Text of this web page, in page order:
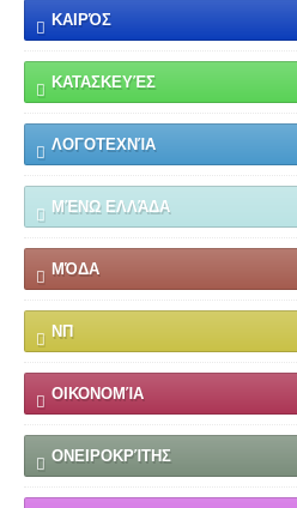
ΚΑΙΡΌΣ
ΚΑΤΑΣΚΕΥΈΣ
ΛΟΓΟΤΕΧΝΊΑ
ΜΈΝΩ ΕΛΛΆΔΑ
ΜΌΔΑ
ΝΠ
ΟΙΚΟΝΟΜΊΑ
ΟΝΕΙΡΟΚΡΊΤΗΣ